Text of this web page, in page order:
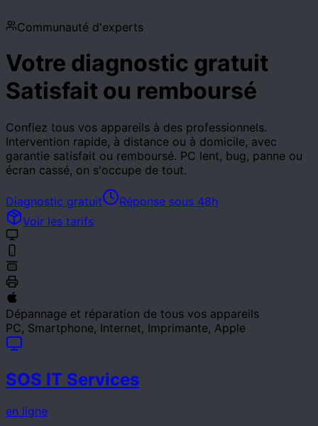
Communauté d'experts
Votre diagnostic gratuit
Satisfait ou remboursé
Confiez tous vos appareils à des professionnels.
Intervention rapide, à distance ou à domicile, avec
garantie satisfait ou remboursé. PC lent, bug, panne ou
écran cassé, on s'occupe de tout.
Diagnostic gratuit
Réponse sous 48h
Voir les tarifs
Dépannage et réparation de tous vos appareils
PC, Smartphone, Internet, Imprimante, Apple
SOS IT Services
en ligne